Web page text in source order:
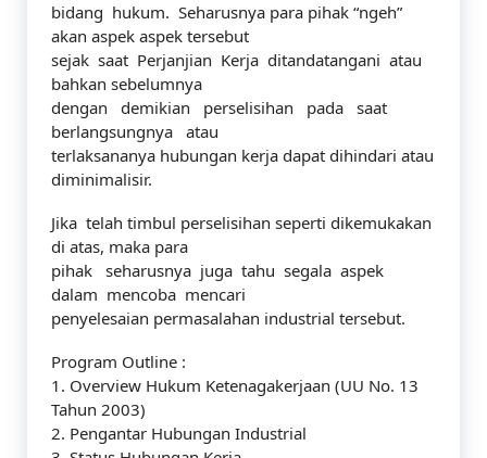
bidang hukum. Seharusnya para pihak “ngeh”
akan aspek aspek tersebut
sejak saat Perjanjian Kerja ditandatangani atau
bahkan sebelumnya
dengan demikian perselisihan pada saat
berlangsungnya atau
terlaksananya hubungan kerja dapat dihindari atau
diminimalisir.
Jika telah timbul perselisihan seperti dikemukakan
di atas, maka para
pihak seharusnya juga tahu segala aspek
dalam mencoba mencari
penyelesaian permasalahan industrial tersebut.
Program Outline :
1. Overview Hukum Ketenagakerjaan (UU No. 13
Tahun 2003)
2. Pengantar Hubungan Industrial